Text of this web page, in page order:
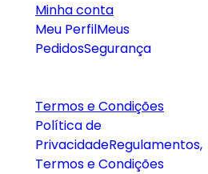
Minha conta
Meu PerfilMeus
PedidosSegurança
Termos e Condições
Política de
PrivacidadeRegulamentos,
Termos e Condições